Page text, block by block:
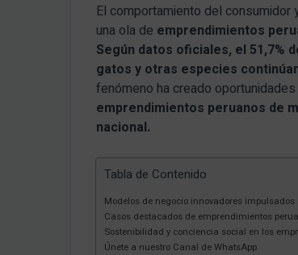
El comportamiento del
una ola de emprendimientos
Según datos oficiales, el 51,7%
gatos y otras especies
fenómeno ha creado
emprendimientos peruanos de
nacional.
Tabla de Contenido
Modelos de negocio innovadores
Casos destacados de emprendimientos
Sostenibilidad y conciencia social en los
Únete a nuestro Canal de WhatsApp